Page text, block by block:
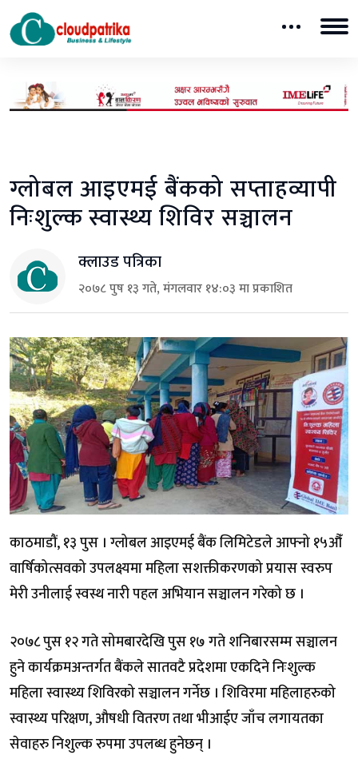
ग्लोबल आइएमई बैंकको सप्ताहव्यापी
निःशुल्क स्वास्थ्य शिविर सञ्चालन
क्लाउड पत्रिका
२०७८ पुष १३ गते, मंगलवार १४:०३ मा प्रकाशित
काठमाडौं, १३ पुस । ग्लोबल आइएमई बैंक लिमिटेडले आफ्नो १५औँ
वार्षिकोत्सवको उपलक्ष्यमा महिला सशक्तीकरणको प्रयास स्वरुप
मेरी उनीलाई स्वस्थ नारी पहल अभियान सञ्चालन गरेको छ ।
२०७८ पुस १२ गते सोमबारदेखि पुस १७ गते शनिबारसम्म सञ्चालन
हुने कार्यक्रमअन्तर्गत बैंकले सातवटै प्रदेशमा एकदिने निःशुल्क
महिला स्वास्थ्य शिविरको सञ्चालन गर्नेछ । शिविरमा महिलाहरुको
स्वास्थ्य परिक्षण, औषधी वितरण तथा भीआईए जाँच लगायतका
सेवाहरु निशुल्क रुपमा उपलब्ध हुनेछन् ।